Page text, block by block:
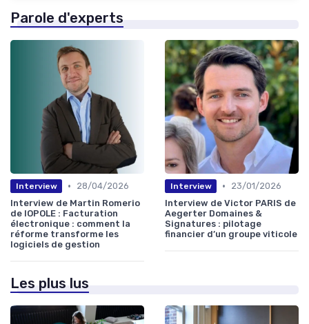
Parole d'experts
Interview •
28/04/2026
Interview de Martin Romerio
de IOPOLE : Facturation
électronique : comment la
réforme transforme les
logiciels de gestion
Interview •
23/01/2026
Interview de Victor PARIS de
Aegerter Domaines &
Signatures : pilotage
financier d’un groupe viticole
Les plus lus